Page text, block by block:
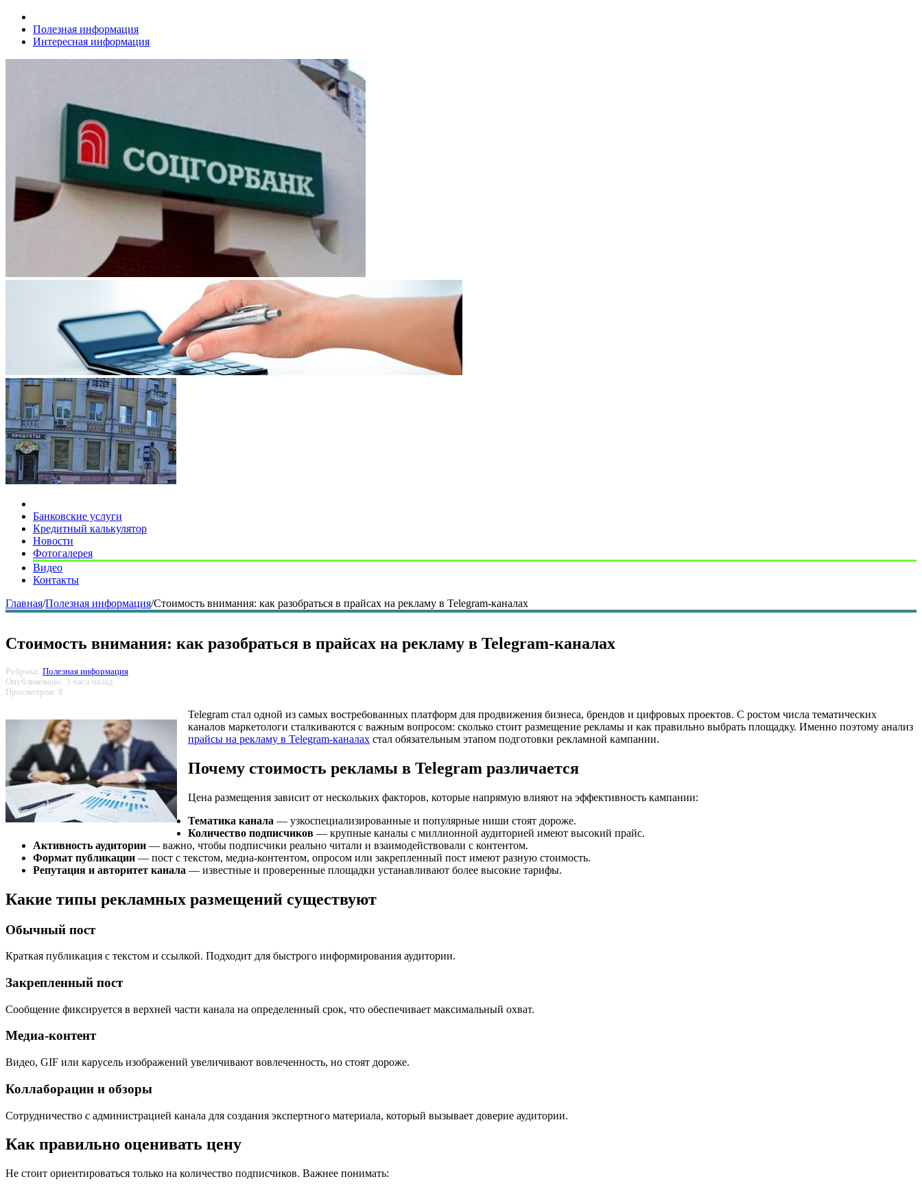
Полезная информация
Интересная информация
Банковские услуги
Кредитный калькулятор
Новости
Фотогалерея
Видео
Контакты
Главная/Полезная информация/Стоимость внимания: как разобраться в прайсах на рекламу в Telegram-каналах
Стоимость внимания: как разобраться в прайсах на рекламу в Telegram-каналах
Рубрика: Полезная информация
Опубликовано: 3 часа назад
Просмотров: 8
Telegram стал одной из самых востребованных платформ для продвижения бизнеса, брендов и цифровых проектов. С ростом числа тематических
каналов маркетологи сталкиваются с важным вопросом: сколько стоит размещение рекламы и как правильно выбрать площадку. Именно поэтому анализ
прайсы на рекламу в Telegram-каналах стал обязательным этапом подготовки рекламной кампании.
Почему стоимость рекламы в Telegram различается
Цена размещения зависит от нескольких факторов, которые напрямую влияют на эффективность кампании:
Тематика канала — узкоспециализированные и популярные ниши стоят дороже.
Количество подписчиков — крупные каналы с миллионной аудиторией имеют высокий прайс.
Активность аудитории — важно, чтобы подписчики реально читали и взаимодействовали с контентом.
Формат публикации — пост с текстом, медиа-контентом, опросом или закрепленный пост имеют разную стоимость.
Репутация и авторитет канала — известные и проверенные площадки устанавливают более высокие тарифы.
Какие типы рекламных размещений существуют
Обычный пост
Краткая публикация с текстом и ссылкой. Подходит для быстрого информирования аудитории.
Закрепленный пост
Сообщение фиксируется в верхней части канала на определенный срок, что обеспечивает максимальный охват.
Медиа-контент
Видео, GIF или карусель изображений увеличивают вовлеченность, но стоят дороже.
Коллаборации и обзоры
Сотрудничество с администрацией канала для создания экспертного материала, который вызывает доверие аудитории.
Как правильно оценивать цену
Не стоит ориентироваться только на количество подписчиков. Важнее понимать: